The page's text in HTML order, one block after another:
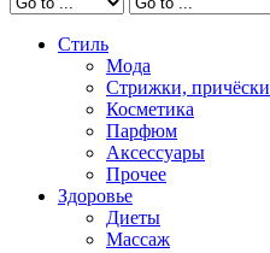
Стиль
Мода
Стрижки, причёски
Косметика
Парфюм
Аксессуары
Прочее
Здоровье
Диеты
Массаж